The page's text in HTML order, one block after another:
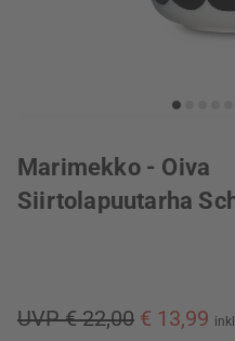
Marimekko - Oiva
Siirtolapuutarha
UVP € 22,00 € 13,99